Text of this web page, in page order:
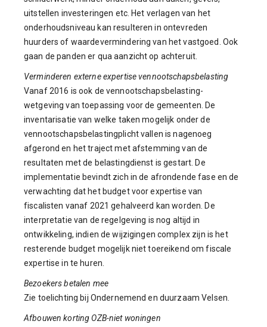
uitstellen investeringen etc. Het verlagen van het
onderhoudsniveau kan resulteren in ontevreden
huurders of waardevermindering van het vastgoed. Ook
gaan de panden er qua aanzicht op achteruit.
Verminderen externe expertise vennootschapsbelasting
Vanaf 2016 is ook de vennootschapsbelasting-
wetgeving van toepassing voor de gemeenten. De
inventarisatie van welke taken mogelijk onder de
vennootschapsbelastingplicht vallen is nagenoeg
afgerond en het traject met afstemming van de
resultaten met de belastingdienst is gestart. De
implementatie bevindt zich in de afrondende fase en de
verwachting dat het budget voor expertise van
fiscalisten vanaf 2021 gehalveerd kan worden. De
interpretatie van de regelgeving is nog altijd in
ontwikkeling, indien de wijzigingen complex zijn is het
resterende budget mogelijk niet toereikend om fiscale
expertise in te huren.
Bezoekers betalen mee
Zie toelichting bij Ondernemend en duurzaam Velsen.
Afbouwen korting OZB-niet woningen